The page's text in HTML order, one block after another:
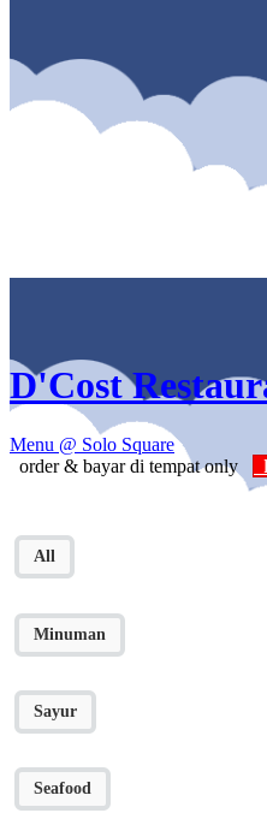
D'Cost
Menu @ Solo Square
order & bayar di tempat only
All
Minuman
Sayur
Seafood